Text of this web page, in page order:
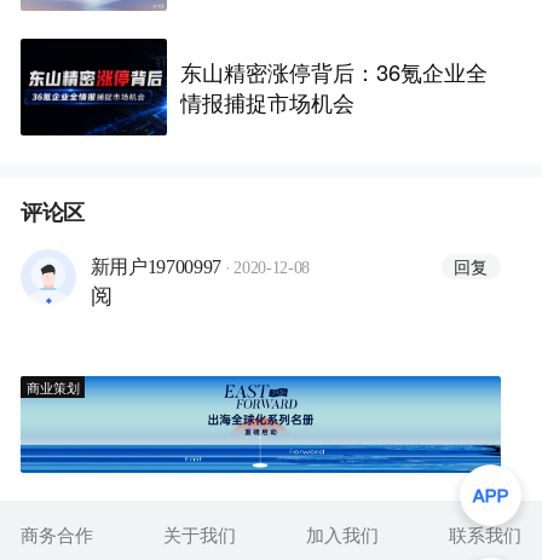
东山精密涨停背后：36氪企业全
情报捕捉市场机会
评论区
新用户19700997 · 2020-12-08 回复
阅
商业策划
商务合作 关于我们 加入我们 联系我们